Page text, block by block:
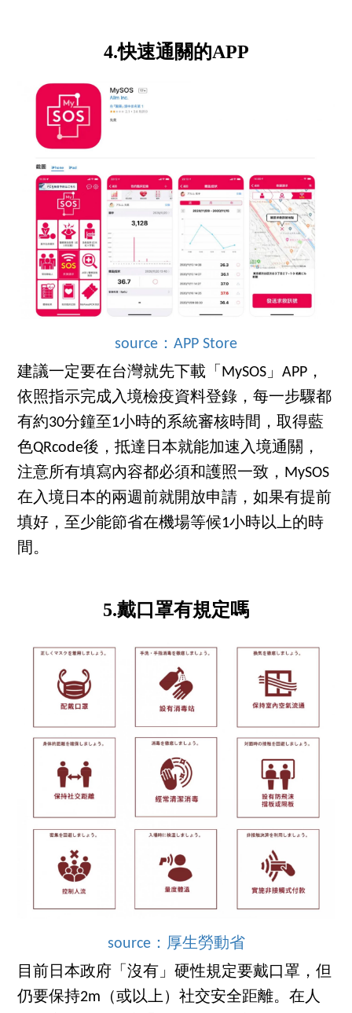
4.快速通關的APP
source：APP Store
建議一定要在台灣就先下載「MySOS」APP，
依照指示完成入境檢疫資料登錄，每一步驟都
有約30分鐘至1小時的系統審核時間，取得藍
色QRcode後，抵達日本就能加速入境通關，
注意所有填寫內容都必須和護照一致，MySOS
在入境日本的兩週前就開放申請，如果有提前
填好，至少能節省在機場等候1小時以上的時
間。
5.戴口罩有規定嗎
source：厚生勞動省
目前日本政府「沒有」硬性規定要戴口罩，但
仍要保持2m（或以上）社交安全距離。在人